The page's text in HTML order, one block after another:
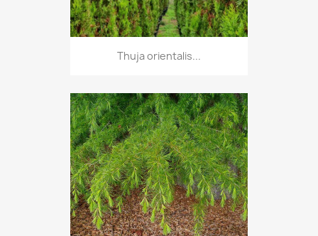
Thuja orientalis...